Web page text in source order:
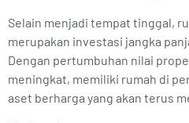
Selain menjadi tempat tinggal,
merupakan investasi jangka
Dengan pertumbuhan nilai
meningkat, memiliki rumah di
aset berharga yang akan terus